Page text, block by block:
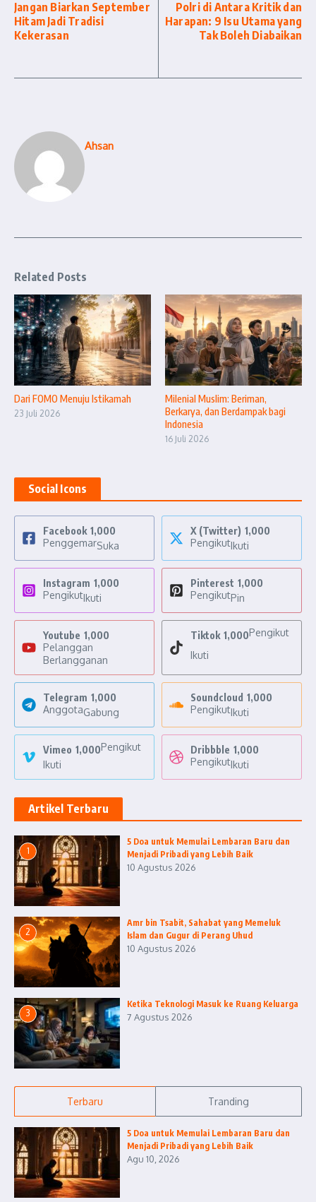
Jangan Biarkan September
Hitam Jadi Tradisi
Kekerasan
Polri di Antara Kritik dan
Harapan: 9 Isu Utama yang
Tak Boleh Diabaikan
Ahsan
Related Posts
Dari FOMO Menuju Istikamah
23 Juli 2026
Milenial Muslim: Beriman,
Berkarya, dan Berdampak bagi
Indonesia
16 Juli 2026
Social Icons
Facebook 1,000
PenggemarSuka
X (Twitter) 1,000
PengikutIkuti
Instagram 1,000
PengikutIkuti
Pinterest 1,000
PengikutPin
Youtube 1,000
Pelanggan
Berlangganan
Tiktok 1,000Pengikut
Ikuti
Telegram 1,000
AnggotaGabung
Soundcloud 1,000
PengikutIkuti
Vimeo 1,000Pengikut
Ikuti
Dribbble 1,000
PengikutIkuti
Artikel Terbaru
1
5 Doa untuk Memulai Lembaran Baru dan
Menjadi Pribadi yang Lebih Baik
10 Agustus 2026
2
Amr bin Tsabit, Sahabat yang Memeluk
Islam dan Gugur di Perang Uhud
10 Agustus 2026
3
Ketika Teknologi Masuk ke Ruang Keluarga
7 Agustus 2026
Terbaru Tranding
5 Doa untuk Memulai Lembaran Baru dan
Menjadi Pribadi yang Lebih Baik
Agu 10, 2026